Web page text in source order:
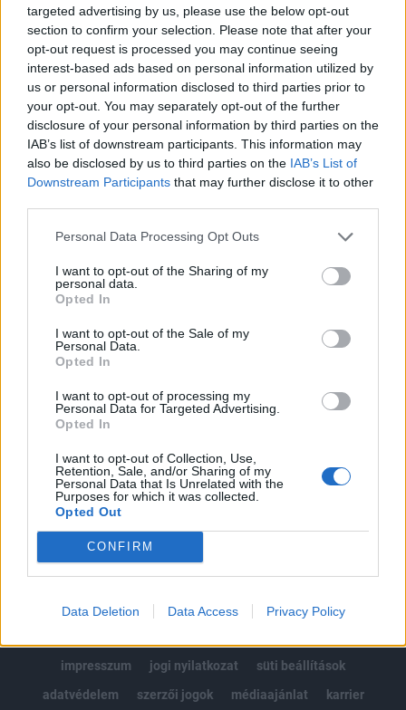
targeted advertising by us, please use the below opt-out
section to confirm your selection. Please note that after your
opt-out request is processed you may continue seeing
interest-based ads based on personal information utilized by
us or personal information disclosed to third parties prior to
your opt-out. You may separately opt-out of the further
disclosure of your personal information by third parties on the
IAB’s list of downstream participants. This information may
also be disclosed by us to third parties on the IAB’s List of
Downstream Participants that may further disclose it to other
Personal Data Processing Opt Outs
I want to opt-out of the Sharing of my
personal data.
Opted In
I want to opt-out of the Sale of my
Personal Data.
Opted In
I want to opt-out of processing my
Personal Data for Targeted Advertising.
Opted In
I want to opt-out of Collection, Use,
Retention, Sale, and/or Sharing of my
Personal Data that Is Unrelated with the
Purposes for which it was collected.
Opted Out
CONFIRM
Data Deletion Data Access Privacy Policy
John Bolton a CNN-nek kiemelte, ez fontos lépés a két
vezető közötti értelmes párbeszéd helyreállítása felé.
Mindkét elnök szóvivője produktívnak nevezte a találkozót.
Ezt pozitívan kell értékelnünk, bár nem feltétlenül jelent
számottevő előrelépést, de legalább sikerült túllépni a
február 28-i Ovális Irodában történt összetűzés emlékén -
utalt Bolton...
KEDVES OLVASÓNK!
A keresett cikk a portfolio.hu hírarchívumához
regisztrációhoz kötött.
Portfolio.hu teljes cikkarchívum
Kötéslisták: BÉT elmúlt 2 év napon belüli
MÁR ELŐFIZETŐNK VAGY?BEJELENTKEZÉS
impresszum
jogi nyilatkozat
süti beállítások
adatvédelem
szerzői jogok médiaajánlat karrier